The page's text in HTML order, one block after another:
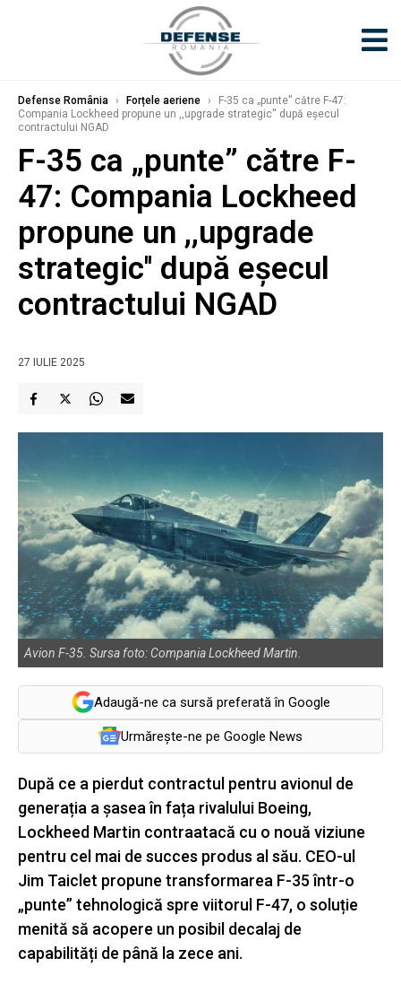
Defense România › Forțele aeriene ›
F-35 ca „punte” către F-47:
Compania Lockheed propune un ,,upgrade strategic'' după eșecul
contractului NGAD
F-35 ca „punte” către F-
47: Compania Lockheed
propune un ,,upgrade
strategic'' după eșecul
contractului NGAD
27 IULIE 2025
Avion F-35. Sursa foto: Compania Lockheed Martin.
Adaugă-ne ca sursă preferată în Google
Urmărește-ne pe Google News
După ce a pierdut contractul pentru avionul de
generația a șasea în fața rivalului Boeing,
Lockheed Martin contraatacă cu o nouă viziune
pentru cel mai de succes produs al său. CEO-ul
Jim Taiclet propune transformarea F-35 într-o
„punte” tehnologică spre viitorul F-47, o soluție
menită să acopere un posibil decalaj de
capabilități de până la zece ani.